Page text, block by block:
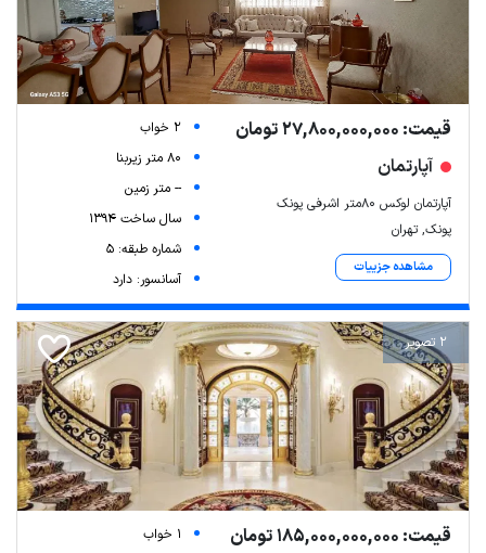
قیمت: 27,800,000,000 تومان
آپارتمان
آپارتمان لوکس ۸۰متر اشرفی پونک
پونک, تهران
مشاهده جزییات
2 خواب
80 متر زیربنا
-- متر زمین
سال ساخت 1394
شماره طبقه: 5
آسانسور: دارد
2 تصویر
قیمت: 185,000,000,000 تومان
1 خواب